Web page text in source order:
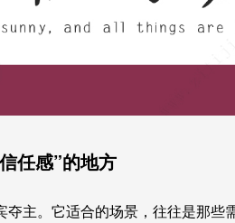
任感”的地方
主。它适合的场景，往往是那些